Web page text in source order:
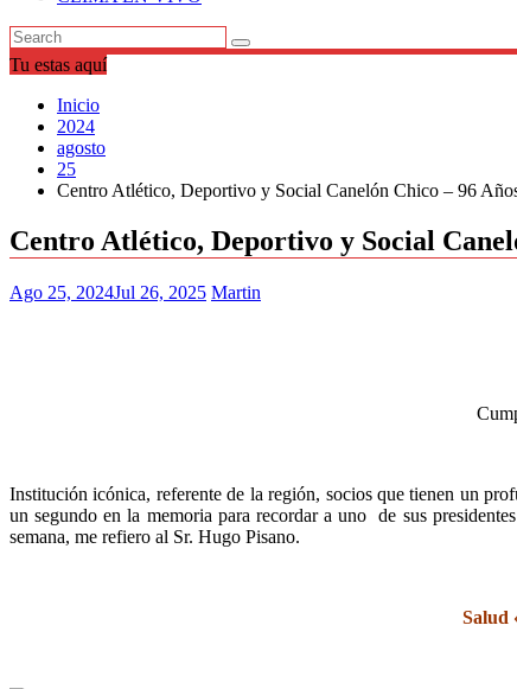
Tu estas aquí
Inicio
2024
agosto
25
Centro Atlético, Deportivo y Social Canelón Chico – 96
Centro Atlético, Deportivo y Social
Ago 25, 2024Jul 26, 2025 Martin
Institución icónica, referente de la región, socios que tienen un
un segundo en la memoria para recordar a uno de sus
semana, me refiero al Sr. Hugo Pisano.
Salud